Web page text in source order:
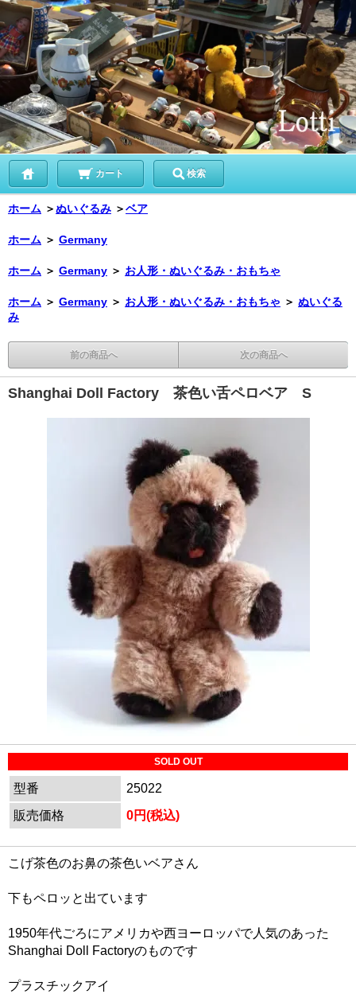
カート 検索
ホーム ＞ぬいぐるみ ＞ベア
ホーム ＞ Germany
ホーム ＞ Germany ＞ お人形・ぬいぐるみ・おもちゃ
ホーム ＞ Germany ＞ お人形・ぬいぐるみ・おもちゃ ＞ ぬいぐる
み
前の商品へ 次の商品へ
Shanghai Doll Factory 茶色い舌ペロベア S
SOLD OUT
型番
25022
販売価格
0円(税込)
こげ茶色のお鼻の茶色いベアさん
下もペロッと出ています
1950年代ごろにアメリカや西ヨーロッパで人気のあった
Shanghai Doll Factoryのものです
プラスチックアイ